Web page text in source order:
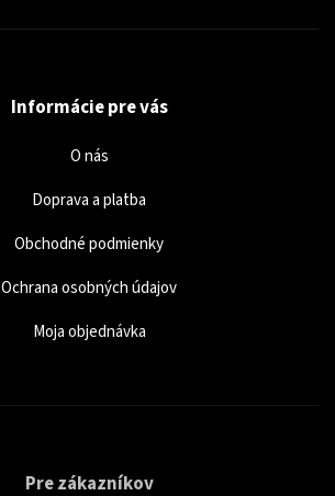
Informácie pre vás
O nás
Doprava a platba
Obchodné podmienky
Ochrana osobných údajov
Moja objednávka
Pre zákazníkov